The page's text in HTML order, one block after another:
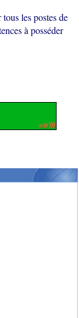
les postes de
à posséder